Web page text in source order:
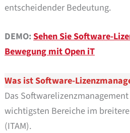
entscheidender Bedeutung.
DEMO:Sehen Sie Software-
Bewegung mit Open iT
Was ist Software-
Das
wichtigsten Bereiche im
(ITAM).